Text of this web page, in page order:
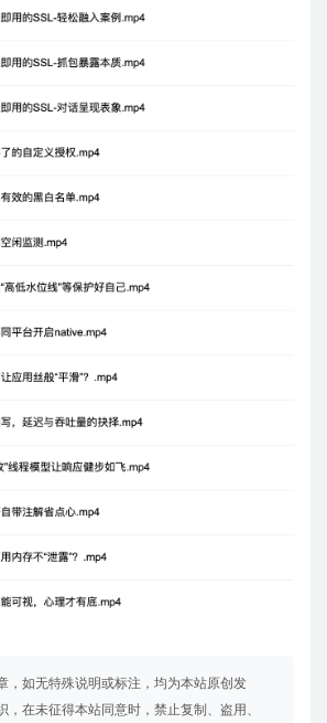
，如无特殊说明或标注，均为本站原创发
，在未征得本站同意时，禁止复制、盗用、